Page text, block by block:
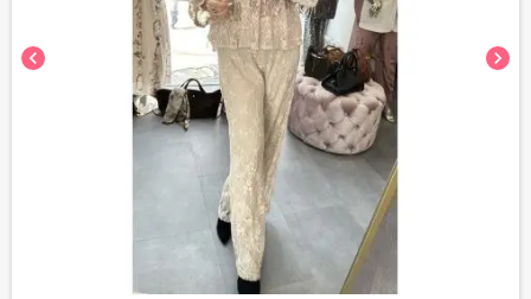
chevron_left chevron_right